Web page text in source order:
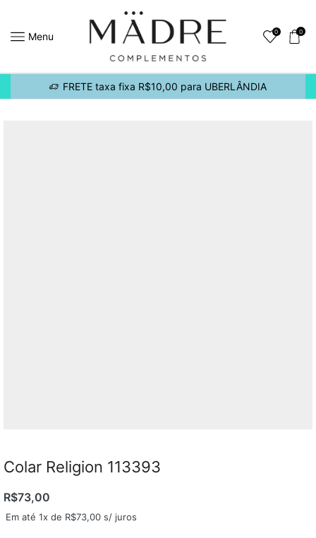
Menu 0 0
FRETE taxa fixa R$10,00 para UBERLÂNDIA
Colar Religion 113393
R$73,00
Em até 1x de R$73,00 s/ juros